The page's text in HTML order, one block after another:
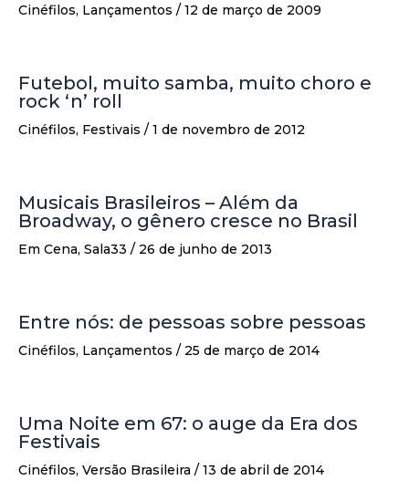
Cinéfilos, Lançamentos / 12 de março de 2009
Futebol, muito samba, muito choro e
rock ‘n’ roll
Cinéfilos, Festivais / 1 de novembro de 2012
Musicais Brasileiros – Além da
Broadway, o gênero cresce no Brasil
Em Cena, Sala33 / 26 de junho de 2013
Entre nós: de pessoas sobre pessoas
Cinéfilos, Lançamentos / 25 de março de 2014
Uma Noite em 67: o auge da Era dos
Festivais
Cinéfilos, Versão Brasileira / 13 de abril de 2014